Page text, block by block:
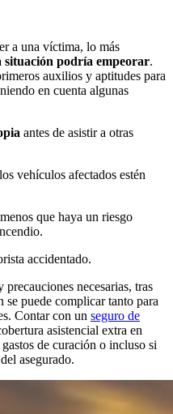
a una víctima, lo más
situación podría empeorar.
auxilios y aptitudes para
en cuenta algunas
antes de asistir a otras
vehículos afectados estén
que haya un riesgo
accidentado.
necesarias, tras
se puede complicar tanto para
Contar con un seguro de
asistencial extra en
de curación o incluso si
asegurado.